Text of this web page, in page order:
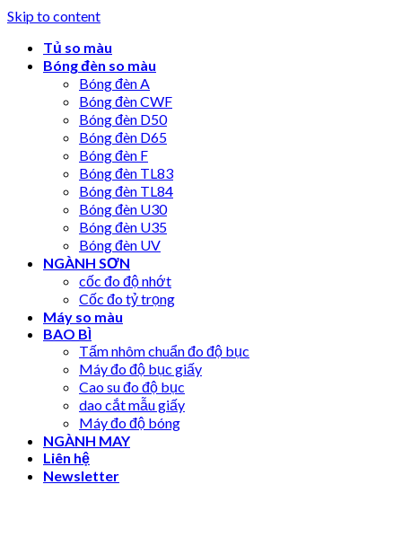
Skip to content
Tủ so màu
Bóng đèn so màu
Bóng đèn A
Bóng đèn CWF
Bóng đèn D50
Bóng đèn D65
Bóng đèn F
Bóng đèn TL83
Bóng đèn TL84
Bóng đèn U30
Bóng đèn U35
Bóng đèn UV
NGÀNH SƠN
cốc đo độ nhớt
Cốc đo tỷ trọng
Máy so màu
BAO BÌ
Tấm nhôm chuẩn đo độ bục
Máy đo độ bục giấy
Cao su đo độ bục
dao cắt mẫu giấy
Máy đo độ bóng
NGÀNH MAY
Liên hệ
Newsletter